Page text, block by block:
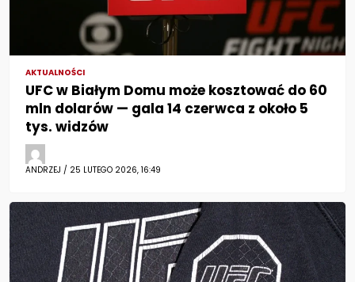
AKTUALNOŚCI
UFC w Białym Domu może kosztować do 60
mln dolarów — gala 14 czerwca z około 5
tys. widzów
ANDRZEJ / 25 LUTEGO 2026, 16:49